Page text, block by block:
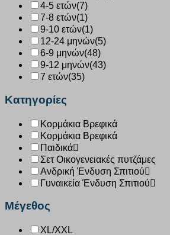
4-5 ετών(7)
7-8 ετών(1)
9-10 ετών(1)
12-24 μηνών(5)
6-9 μηνών(48)
9-12 μηνών(43)
7 ετών(35)
Κατηγορίες
Κορμάκια Βρεφικά
Κορμάκια Βρεφικά
Παιδικά
Σετ Οικογενειακές πυτζάμες
Ανδρική Ένδυση Σπιτιού
Γυναικεία Ένδυση Σπιτιού
Μέγεθος
XL/XXL